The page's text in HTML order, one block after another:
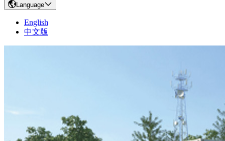
Language
English
中文版